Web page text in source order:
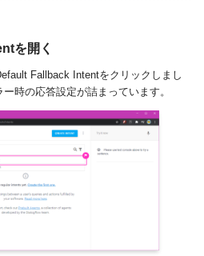
を開く
Fallback Intentをクリックしまし
時の応答設定が詰まっています。